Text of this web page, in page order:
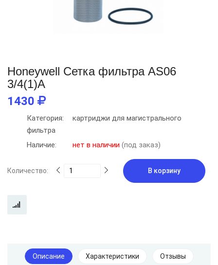
Honeywell Сетка фильтра AS06
3/4(1)A
1430
Категория:
картриджи для магистрального
фильтра
Наличие:
нет в наличии (под заказ)
Количество: В корзину
Описание Характеристики Отзывы